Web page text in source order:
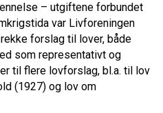
– utgiftene forbundet
var Livforeningen
forslag til lover, både
som representativt og
til flere lovforslag, bl.a. til lov
(1927) og lov om